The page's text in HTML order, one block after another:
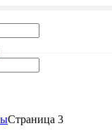
Страница 3